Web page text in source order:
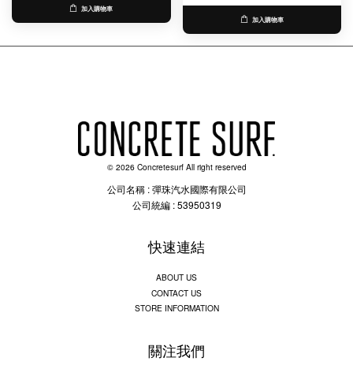
加入購物車
加入購物車
© 2026 Concretesurf All right reserved
公司名稱 : 彈珠汽水國際有限公司
公司統編 : 53950319
快速連結
ABOUT US
CONTACT US
STORE INFORMATION
關注我們